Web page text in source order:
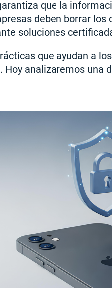
que la
deben borrar los
soluciones
que ayudan a
Hoy analizaremos una